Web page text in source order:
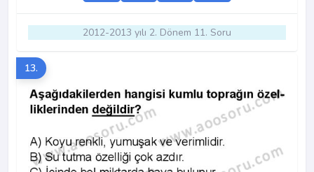
2012-2013 yılı 2. Dönem 11. Soru
13.